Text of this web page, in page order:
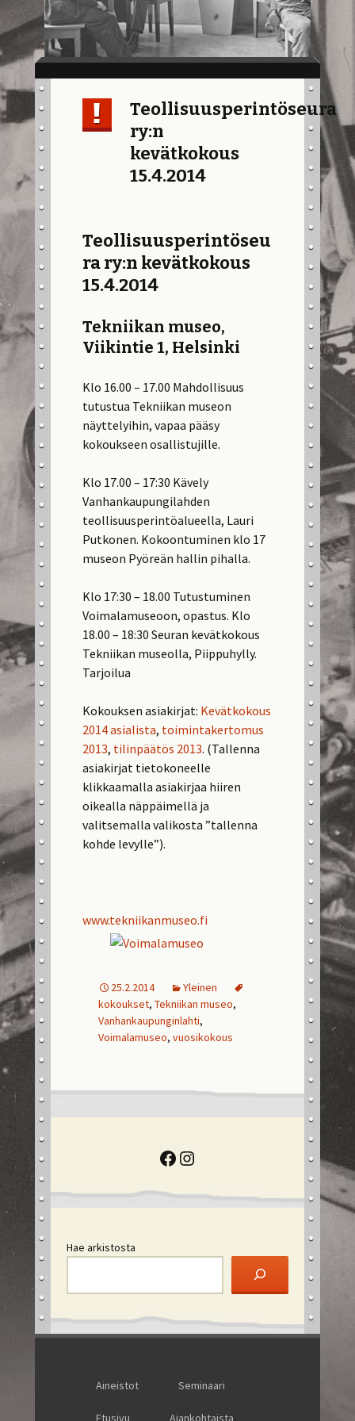
Teollisuusperintöseura
ry:n
kevätkokous
15.4.2014
Teollisuusperintöseu
ra ry:n kevätkokous
15.4.2014
Tekniikan museo,
Viikintie 1, Helsinki
Klo 16.00 – 17.00 Mahdollisuus
tutustua Tekniikan museon
näyttelyihin, vapaa pääsy
kokoukseen osallistujille.
Klo 17.00 – 17:30 Kävely
Vanhankaupungilahden
teollisuusperintöalueella, Lauri
Putkonen. Kokoontuminen klo 17
museon Pyöreän hallin pihalla.
Klo 17:30 – 18.00 Tutustuminen
Voimalamuseoon, opastus. Klo
18.00 – 18:30 Seuran kevätkokous
Tekniikan museolla, Piippuhylly.
Tarjoilua
Kokouksen asiakirjat: Kevätkokous
2014 asialista, toimintakertomus
2013, tilinpäätös 2013. (Tallenna
asiakirjat tietokoneelle
klikkaamalla asiakirjaa hiiren
oikealla näppäimellä ja
valitsemalla valikosta ”tallenna
kohde levylle”).
www.tekniikanmuseo.fi
25.2.2014
Yleinen
kokoukset,Tekniikan museo,
Vanhankaupunginlahti,
Voimalamuseo,vuosikokous
Facebook
Instagram
Hae arkistosta
Aineistot Seminaari
Etusivu Ajankohtaista